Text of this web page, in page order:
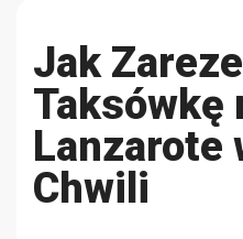
Jak
Taksówkę
Lanzarote
Chwili